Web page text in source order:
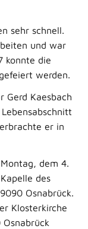
sehr schnell.
und war
konnte die
werden.
Gerd Kaesbach
er in
dem 4.
des
Osnabrück.
Klosterkirche